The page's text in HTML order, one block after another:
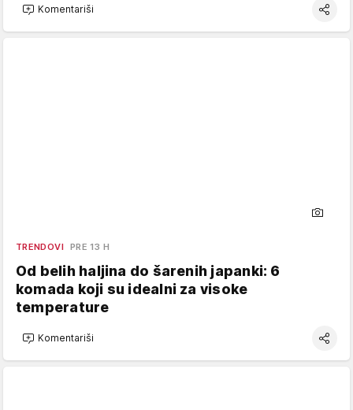
Komentariši
TRENDOVI PRE 13 H
Od belih haljina do šarenih japanki: 6
komada koji su idealni za visoke
temperature
Komentariši